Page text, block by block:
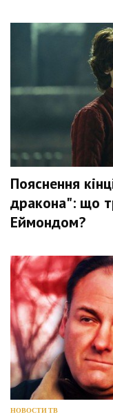
Пояснення
дракона": що
Еймондом?
НОВОСТИ ТВ